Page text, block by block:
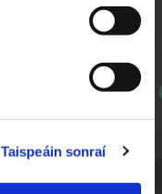
Taispeáin sonraí